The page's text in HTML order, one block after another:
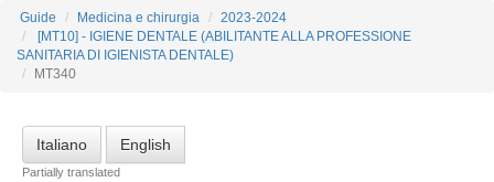
Guide Medicina e chirurgia
2023-2024
[MT10] - IGIENE DENTALE (ABILITANTE ALLA PROFESSIONE
SANITARIA DI IGIENISTA DENTALE)
MT340
Italiano English
Partially translated